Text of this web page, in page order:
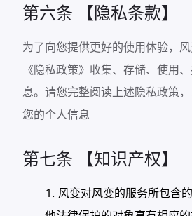
第六条 【隐私条款】
为了向您提供更好的使用体验，
《隐私政策》收集、存储、使用
息。请您完整阅读上述隐私政策
您的个人信息
第七条 【知识产权】
风变对风变的服务所包含